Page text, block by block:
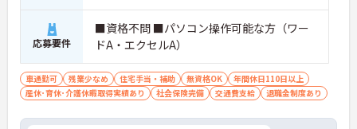
応募要件
■資格不問 ■パソコン操作可能な方（ワー
ドA・エクセルA）
車通勤可 残業少なめ 住宅手当・補助 無資格OK
年間休日110日以上
産休･育休･介護休暇取得実績あり
社会保険完備 交通費支給 退職金制度あり